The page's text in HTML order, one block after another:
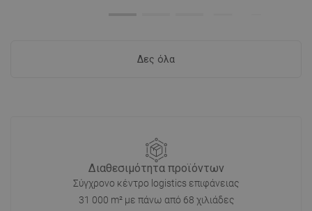
Δες όλα
Διαθεσιμότητα προϊόντων
Σύγχρονο κέντρο logistics επιφάνειας
31 000 m² με πάνω από 68 χιλιάδες